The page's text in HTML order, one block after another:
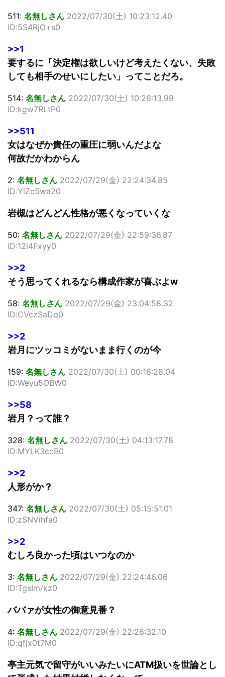
511: 名無しさん 2022/07/30(土) 10:23:12.40
ID:5S4RjO+s0
>>1
要するに「決定権は欲しいけど考えたくない、失敗
しても相手のせいにしたい」ってことだろ。
514: 名無しさん 2022/07/30(土) 10:26:13.99
ID:kgw7RLtP0
>>511
女はなぜか責任の重圧に弱いんだよな
何故だかわからん
2: 名無しさん 2022/07/29(金) 22:24:34.85
ID:YlZc5wa20
岩槻はどんどん性格が悪くなっていくな
50: 名無しさん 2022/07/29(金) 22:59:36.87
ID:12i4Fxyy0
>>2
そう思ってくれるなら構成作家が喜ぶよw
58: 名無しさん 2022/07/29(金) 23:04:58.32
ID:CVczSaDq0
>>2
岩月にツッコミがないまま行くのが今
159: 名無しさん 2022/07/30(土) 00:16:28.04
ID:Weyu5OBW0
>>58
岩月？って誰？
328: 名無しさん 2022/07/30(土) 04:13:17.78
ID:MYLK3ccB0
>>2
人形がか？
347: 名無しさん 2022/07/30(土) 05:15:51.01
ID:zSNVihfa0
>>2
むしろ良かった頃はいつなのか
3: 名無しさん 2022/07/29(金) 22:24:46.06
ID:TgsIm/kz0
ババァが女性の御意見番？
4: 名無しさん 2022/07/29(金) 22:26:32.10
ID:qfjx0t7M0
亭主元気で留守がいいみたいにATM扱いを世論とし